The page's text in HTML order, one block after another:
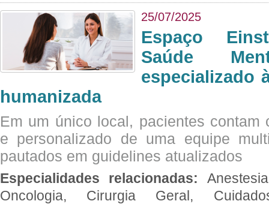
25/07/2025
Espaço
Saúde
especializado
humanizada
Em um único local, pacientes contam
e personalizado de uma equipe
pautados em guidelines atualizados
Especialidades relacionadas:
Oncologia, Cirurgia Geral,